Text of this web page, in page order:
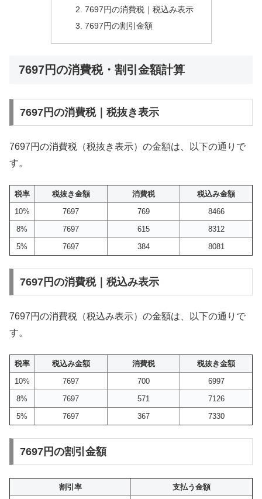
7697円の消費税｜税込み表示
7697円の割引金額
7697円の消費税・割引金額計算
7697円の消費税｜税抜き表示
7697円の消費税（税抜き表示）の金額は、以下の通りで
す。
税率 税抜き金額 消費税
税込み金額
10%
7697 769
8466
8%
7697 615
8312
5%
7697 384 8081
7697円の消費税｜税込み表示
7697円の消費税（税込み表示）の金額は、以下の通りで
す。
税率 税込み金額 消費税
税抜き金額
10%
7697 700
6997
8%
7697 571
7126
5%
7697 367 7330
7697円の割引金額
割引率
支払う金額